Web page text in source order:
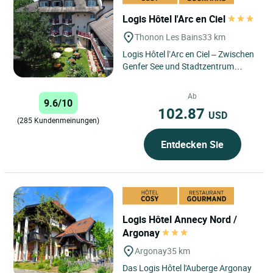
Logis Hôtel l'Arc en Ciel
Thonon Les Bains33 km
Logis Hôtel l’Arc en Ciel – Zwischen
Genfer See und Stadtzentrum
gemütliche Unterkunft,...
9.6/10
(285 Kundenmeinungen)
Ab
102.87 USD
Entdecken Sie
Logis Hôtel Annecy Nord /
Argonay
Argonay35 km
Das Logis Hôtel l'Auberge Argonay